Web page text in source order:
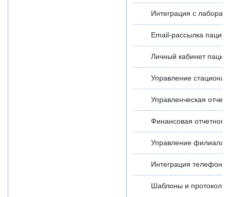
Интеграция с
Email-рассылка
Личный кабинет
Управление
Управленческая
Финансовая
Управление
Интеграция телефонии
Шаблоны и протоколы